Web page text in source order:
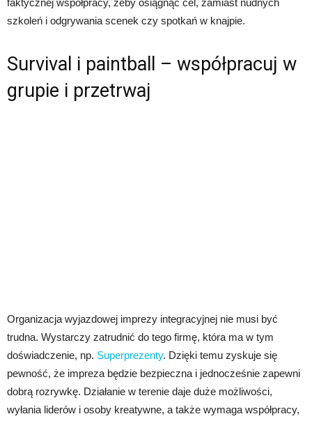
faktycznej współpracy, żeby osiągnąć cel, zamiast nudnych
szkoleń i odgrywania scenek czy spotkań w knajpie.
Survival i paintball – współpracuj w
grupie i przetrwaj
Organizacja wyjazdowej imprezy integracyjnej nie musi być
trudna. Wystarczy zatrudnić do tego firmę, która ma w tym
doświadczenie, np. Superprezenty. Dzięki temu zyskuje się
pewność, że impreza będzie bezpieczna i jednocześnie zapewni
dobrą rozrywkę. Działanie w terenie daje duże możliwości,
wyłania liderów i osoby kreatywne, a także wymaga współpracy,